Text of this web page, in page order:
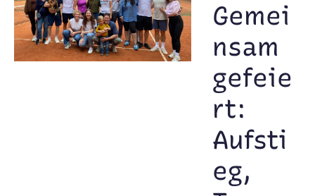
Gemei
nsam
gefeie
rt:
Aufsti
eg,